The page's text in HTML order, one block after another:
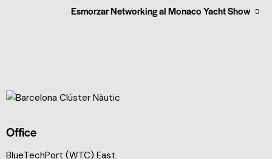
Esmorzar Networking al Monaco Yacht Show
Office
BlueTechPort (WTC) East